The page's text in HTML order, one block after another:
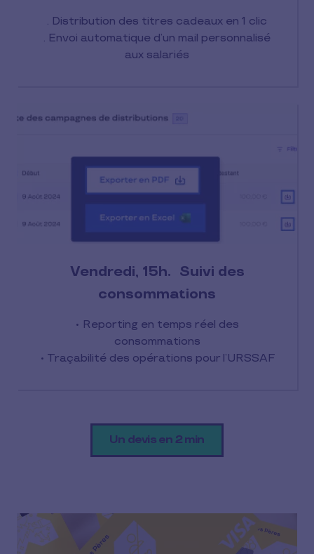
. Distribution des titres cadeaux en 1 clic
. Envoi automatique d’un mail personnalisé
aux salariés
Vendredi, 15h. Suivi des
consommations
• Reporting en temps réel des
consommations
• Traçabilité des opérations pour l’URSSAF
Un devis en 2 min